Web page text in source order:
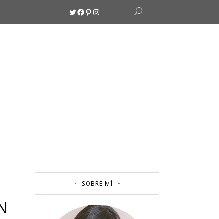
Twitter
Facebook
Pinterest
Instagram
SOBRE MÍ